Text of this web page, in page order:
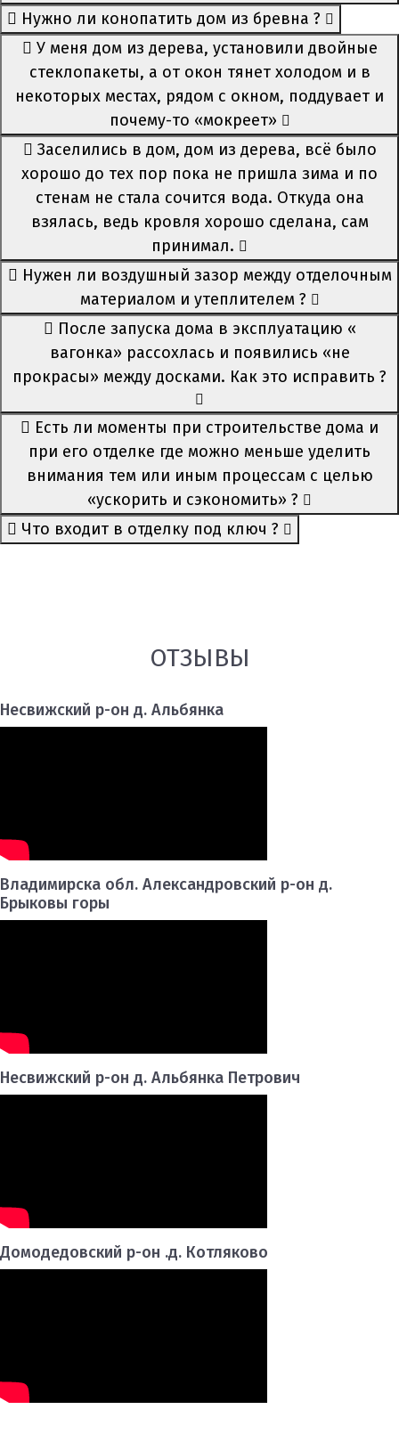
Нужно ли конопатить дом из бревна ?
стеклопакеты, а от окон тянет холодом и в
некоторых местах, рядом с окном, поддувает и
почему-то «мокреет»
хорошо до тех пор пока не пришла зима и по
стенам не стала сочится вода. Откуда она
взялась, ведь кровля хорошо сделана, сам
принимал.
материалом и утеплителем ?
вагонка» рассохлась и появились «не
при его отделке где можно меньше уделить
внимания тем или иным процессам с целью
«ускорить и сэкономить» ?
Что входит в отделку под ключ ?
ОТЗЫВЫ
Несвижский р-он д. Альбянка
Владимирска обл. Александровский р-он д.
Брыковы горы
Несвижский р-он д. Альбянка Петрович
Домодедовский р-он .д. Котляково